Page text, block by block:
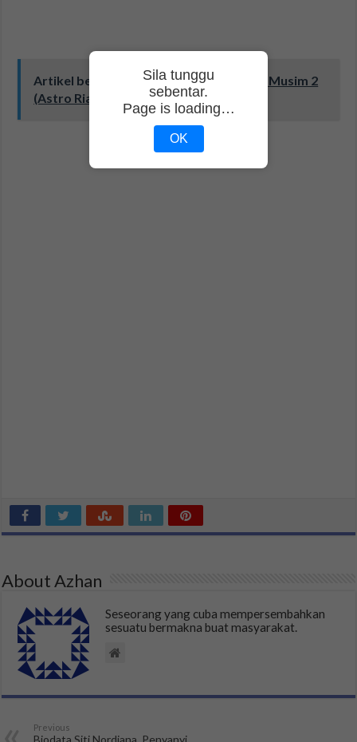
Artikel berkaitan:
Drama Dr. Pontianak Musim 2
(Astro Ria)
About Azhan
Seseorang yang cuba mempersembahkan
sesuatu bermakna buat masyarakat.
Previous
Biodata Siti Nordiana, Penyanyi
Sila tunggu
sebentar.
Page is loading…
OK